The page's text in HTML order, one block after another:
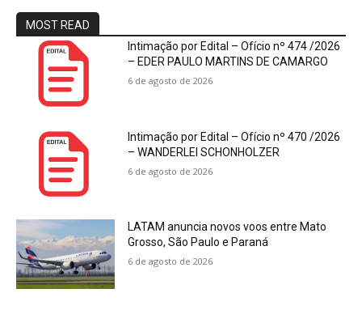
MOST READ
Intimação por Edital – Ofício nº 474 /2026
– EDER PAULO MARTINS DE CAMARGO
6 de agosto de 2026
Intimação por Edital – Ofício nº 470 /2026
– WANDERLEI SCHONHOLZER
6 de agosto de 2026
LATAM anuncia novos voos entre Mato
Grosso, São Paulo e Paraná
6 de agosto de 2026